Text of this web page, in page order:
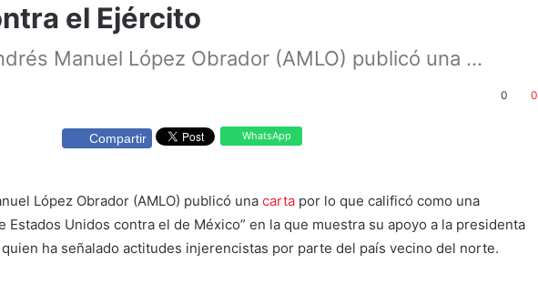
el Ejército
Manuel López Obrador (AMLO) publicó una ...
0 0
Compartir WhatsApp
López Obrador (AMLO) publicó una carta por lo que calificó como una
Estados Unidos contra el de México” en la que muestra su apoyo a la presidenta
ha señalado actitudes injerencistas por parte del país vecino del norte.